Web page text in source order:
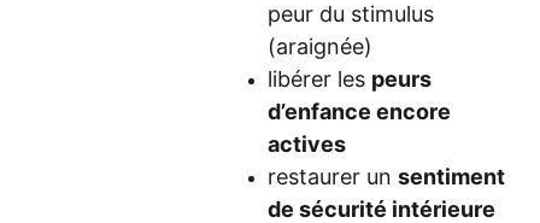
peur du stimulus
(araignée)
libérer les peurs
d’enfance encore
actives
restaurer un sentiment
de sécurité intérieure